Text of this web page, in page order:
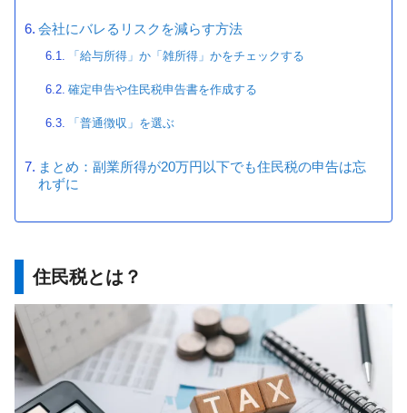
会社にバレるリスクを減らす方法
「給与所得」か「雑所得」かをチェックする
確定申告や住民税申告書を作成する
「普通徴収」を選ぶ
まとめ：副業所得が20万円以下でも住民税の申告は忘
れずに
住民税とは？